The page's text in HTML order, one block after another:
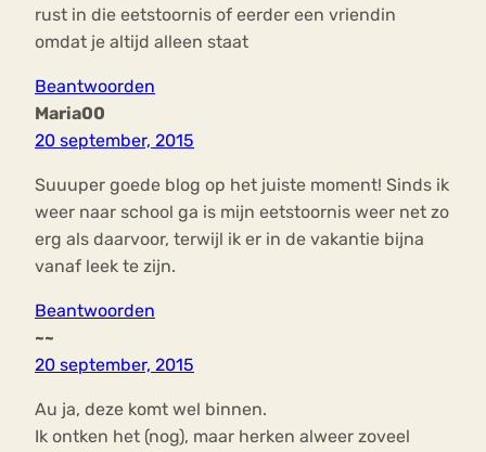
rust in die eetstoornis of eerder een vriendin
omdat je altijd alleen staat
Beantwoorden
Maria00
20 september, 2015
Suuuper goede blog op het juiste moment! Sinds ik
weer naar school ga is mijn eetstoornis weer net zo
erg als daarvoor, terwijl ik er in de vakantie bijna
vanaf leek te zijn.
Beantwoorden
~~
20 september, 2015
Au ja, deze komt wel binnen.
Ik ontken het (nog), maar herken alweer zoveel